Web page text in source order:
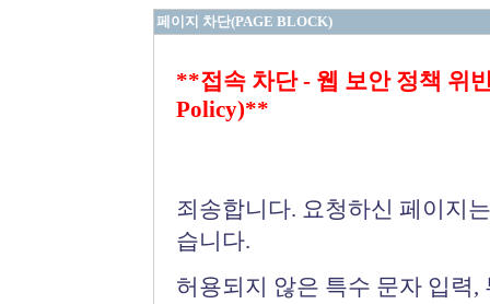
페이지 차단(PAGE BLOCK)
**접속 차단 - 웹 보안 정책 위
Policy)**
죄송합니다. 요청하신 페이지
습니다.
허용되지 않은 특수 문자 입력